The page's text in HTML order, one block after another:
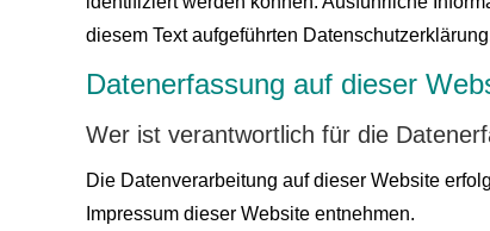
diesem Text aufgeführten
Datenerfassung auf dieser
Wer ist verantwortlich für die
Die Datenverarbeitung auf dieser Website
Impressum dieser Website entnehmen.